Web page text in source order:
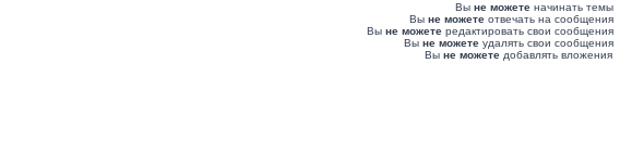
Вы не можете начинать темы
Вы не можете отвечать на сообщения
Вы не можете редактировать свои сообщения
Вы не можете удалять свои сообщения
Вы не можете добавлять вложения